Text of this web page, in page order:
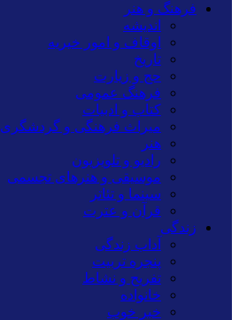
فرهنگ و هنر
اندیشه
اوقاف و امور خیریه
تاریخ
حج و زیارت
فرهنگ عمومی
کتاب و ادبیات
میراث فرهنگی و گردشگری
هنر
رادیو و تلویزیون
موسیقی و هنرهای تجسمی
سینما و تئاتر
قرآن و عترت
زندگی
آداب زندگی
پنجره تربیت
تفریح و نشاط
خانواده
خبر خوب